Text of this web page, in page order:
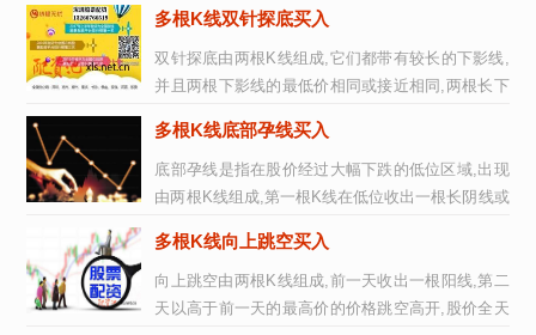
多根K线双针探底买入
双针探底由两根K线组成,它们都带有较长的下影线,
并且两根下影线的最低价相同或接近相同,两根长下
多根K线底部孕线买入
底部孕线是指在股价经过大幅下跌的低位区域,出现
由两根K线组成,第一根K线在低位收出一根长阴线或
多根K线向上跳空买入
向上跳空由两根K线组成,前一天收出一根阳线,第二
天以高于前一天的最高价的价格跳空高开,股价全天